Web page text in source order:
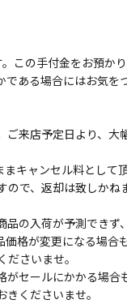
この手付金をお預か
ある場合にはお気を
来店予定日より、大
キャンセル料として
で、返却は致しかね
の入荷が予測できず
格が変更になる場合
さいませ。
セールにかかる場合
くださいませ。